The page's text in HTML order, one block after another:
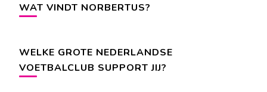
WAT VINDT NORBERTUS?
WELKE GROTE NEDERLANDSE
VOETBALCLUB SUPPORT JIJ?